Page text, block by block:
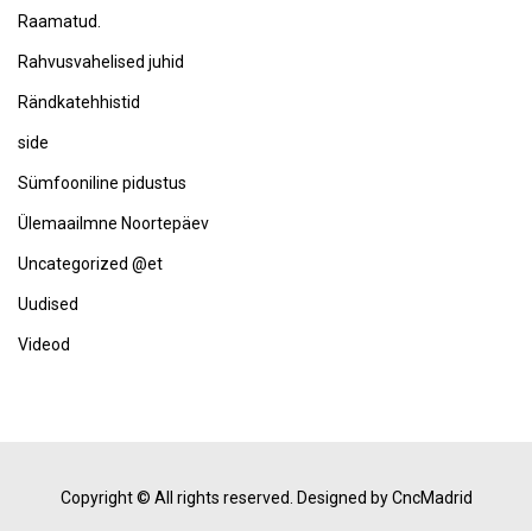
Raamatud.
Rahvusvahelised juhid
Rändkatehhistid
side
Sümfooniline pidustus
Ülemaailmne Noortepäev
Uncategorized @et
Uudised
Videod
Copyright © All rights reserved. Designed by CncMadrid